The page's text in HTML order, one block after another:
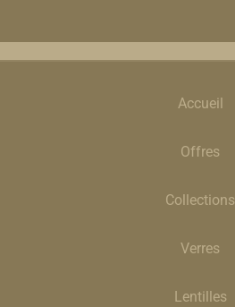
Accueil
Offres
Collections
Verres
Lentilles